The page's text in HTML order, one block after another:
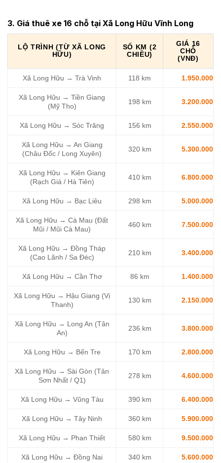
3. Giá thuê xe 16 chỗ tại Xã Long Hữu Vĩnh Long
LỘ TRÌNH (TỪ XÃ LONG
HỮU)
SỐ KM (2
CHIỀU)
GIÁ 16
CHỖ
(VNĐ)
Xã Long Hữu → Trà Vinh 118 km 1.950.000
Xã Long Hữu → Tiền Giang
(Mỹ Tho)
198 km 3.200.000
Xã Long Hữu → Sóc Trăng 156 km 2.550.000
Xã Long Hữu → An Giang
(Châu Đốc / Long Xuyên)
320 km 5.300.000
Xã Long Hữu → Kiên Giang
(Rạch Giá / Hà Tiên)
410 km 6.800.000
Xã Long Hữu → Bạc Liêu 298 km 5.000.000
Xã Long Hữu → Cà Mau (Đất
Mũi / Mũi Cà Mau)
460 km 7.500.000
Xã Long Hữu → Đồng Tháp
(Cao Lãnh / Sa Đéc)
210 km 3.400.000
Xã Long Hữu → Cần Thơ 86 km 1.400.000
Xã Long Hữu → Hậu Giang (Vị
Thanh)
130 km 2.150.000
Xã Long Hữu → Long An (Tân
An)
236 km 3.800.000
Xã Long Hữu → Bến Tre 170 km 2.800.000
Xã Long Hữu → Sài Gòn (Tân
Sơn Nhất / Q1)
278 km 4.600.000
Xã Long Hữu → Vũng Tàu 390 km 6.400.000
Xã Long Hữu → Tây Ninh 360 km 5.900.000
Xã Long Hữu → Phan Thiết 580 km 9.500.000
Xã Long Hữu → Đồng Nai 340 km 5.600.000